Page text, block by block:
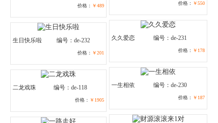
价格： ￥489 价格： ￥550
生日快乐啦 编号：de-232
价格： ￥201
久久爱恋 编号：de-231
价格： ￥178
二龙戏珠 编号：de-118
价格： ￥1905
一生相依 编号：de-230
价格： ￥187